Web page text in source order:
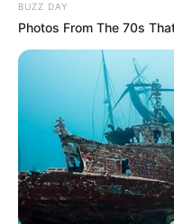
Dimanche 9
BUZZ DAY
Photos From The 70s